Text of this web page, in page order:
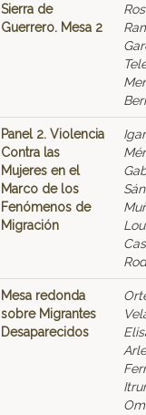
Sierra de
Guerrero. Mesa 2
Panel 2. Violencia
Contra las
Mujeres en el
Marco de los
Fenómenos de
Migración
Mesa redonda
sobre Migrantes
Desaparecidos